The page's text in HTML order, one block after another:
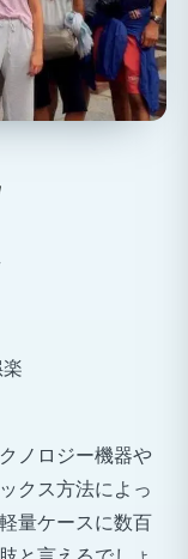
ノロジー機器や
クス方法によっ
量ケースに数百